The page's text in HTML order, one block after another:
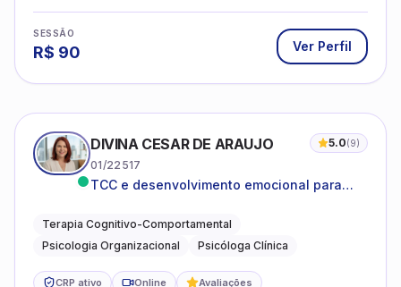
SESSÃO
R$ 90 Ver Perfil
DIVINA CESAR DE ARAUJO 5.0(9)
01/22517
TCC e desenvolvimento emocional para
Terapia Cognitivo-Comportamental
Psicologia Organizacional
Psicóloga Clínica
CRP ativo Online Avaliações